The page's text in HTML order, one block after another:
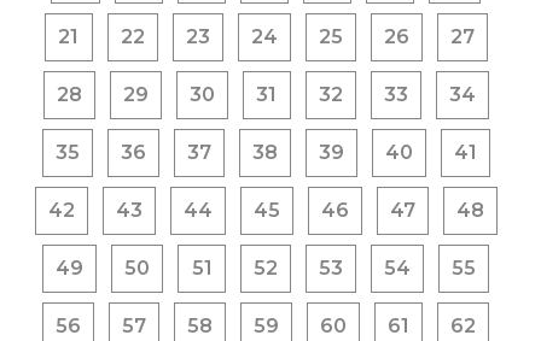
21 22 23 24 25 26 27
28 29 30 31 32 33 34
35 36 37 38 39 40 41
42 43 44 45 46 47 48
49 50 51 52 53 54 55
56 57 58 59 60 61 62